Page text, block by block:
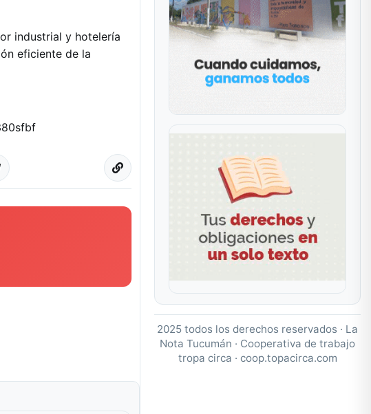
industrial y hotelería
eficiente de la
2025 todos los derechos reservados · La
Nota Tucumán · Cooperativa de trabajo
tropa circa · coop.topacirca.com